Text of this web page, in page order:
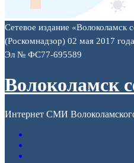
Сетевое издание «Волоколамск
(Роскомнадзор) 02 мая 2017 года
Эл № ФС77-695589
Волоколамск
Интернет СМИ